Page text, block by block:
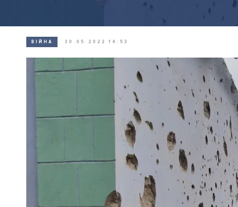
ВІЙНА 30.05.2022 14:53